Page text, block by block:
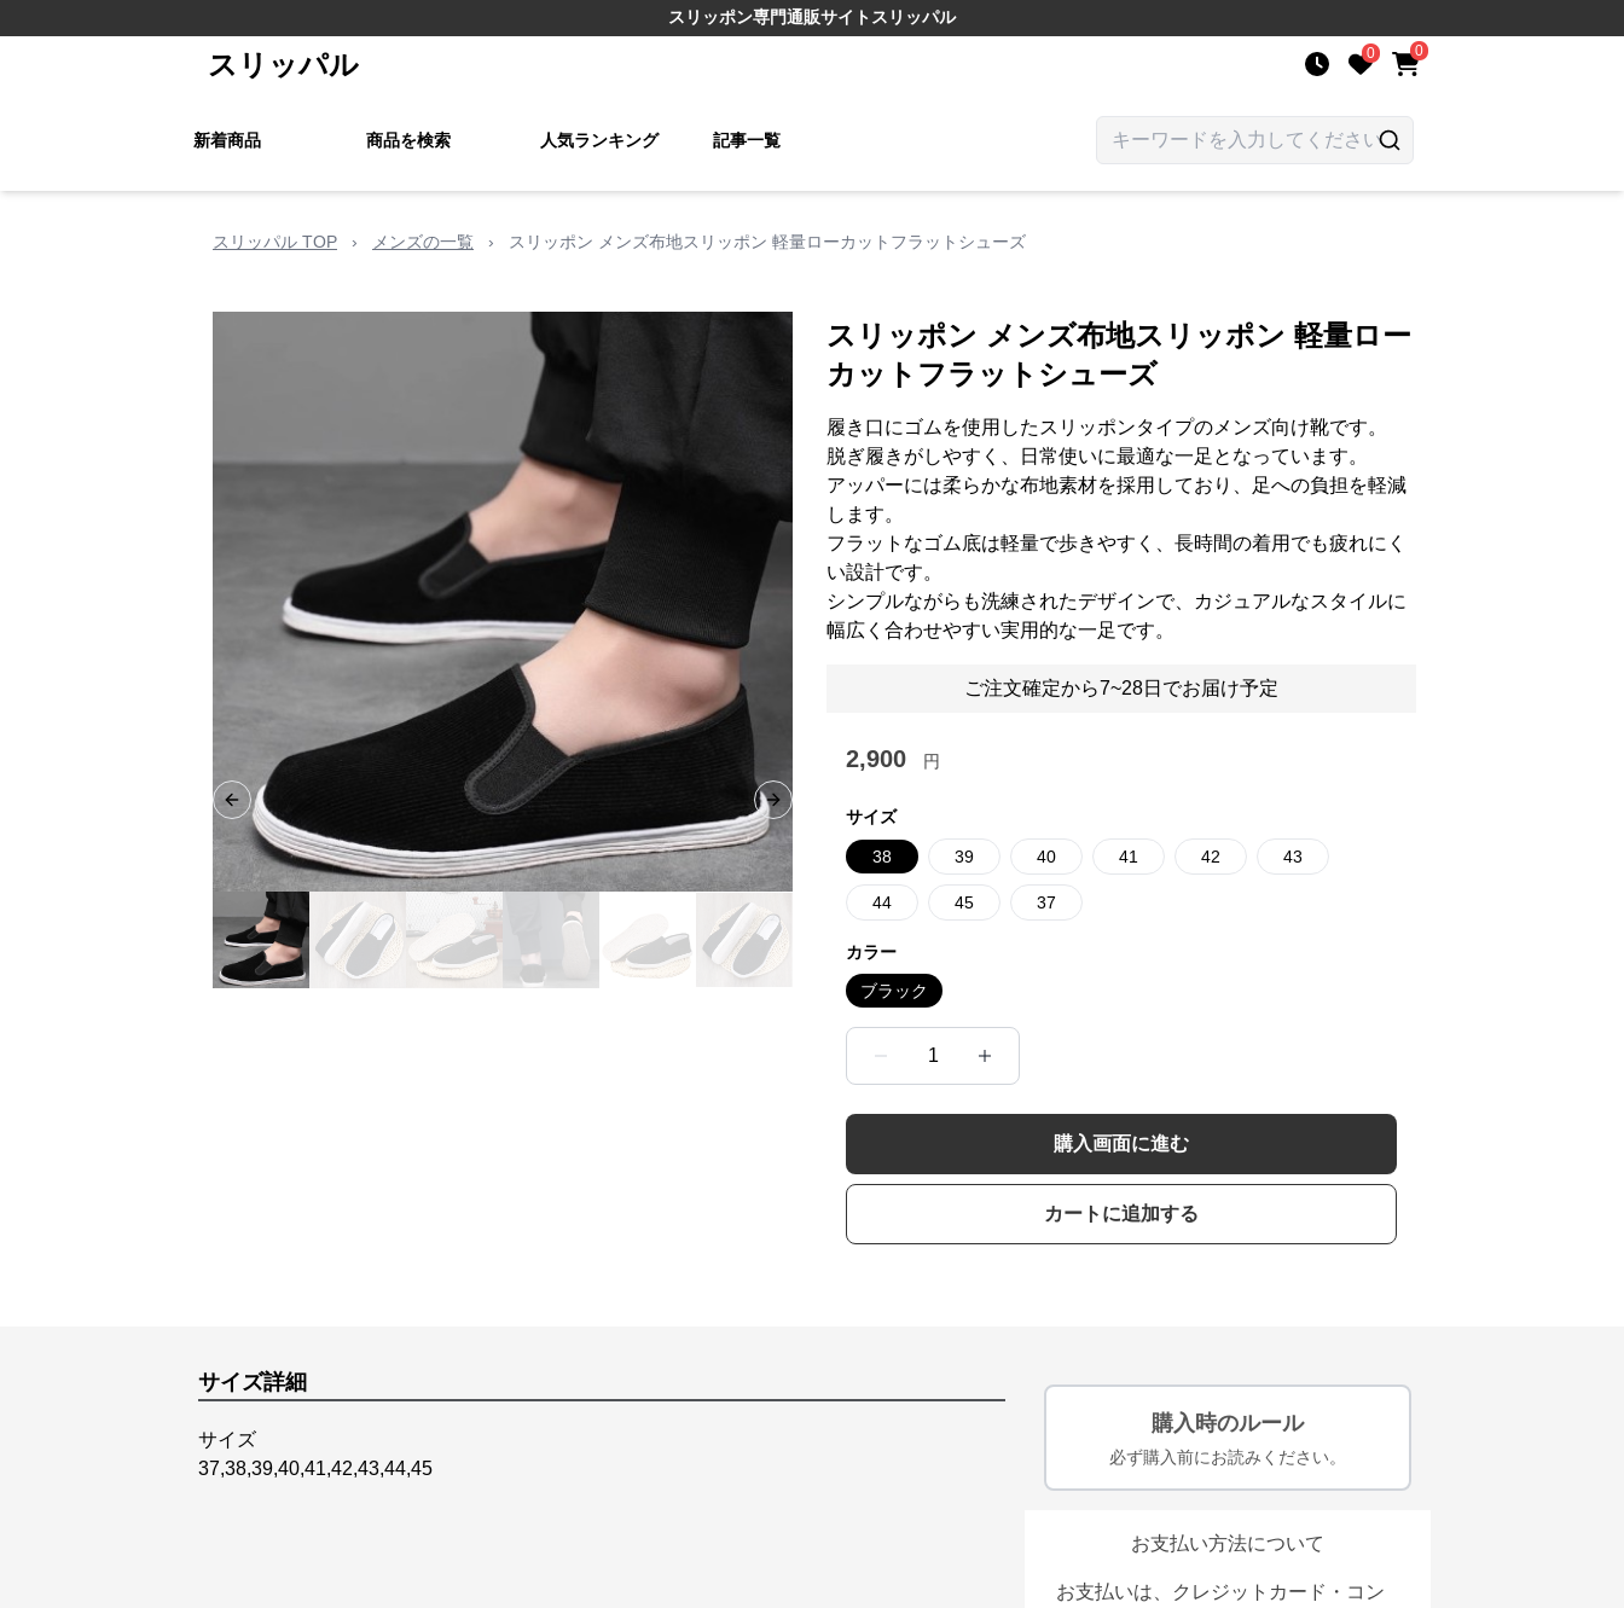
スリッポン専門通販サイト スリッパル
スリッパル 0 0
新着商品 商品を検索 人気ランキング 記事一覧
スリッパル TOP › メンズの一覧 › スリッポン メンズ布地スリッポン 軽量ローカットフラットシューズ
Previous slide Next slide
スリッポン メンズ布地スリッポン 軽量ロー
カットフラットシューズ
履き口にゴムを使用したスリッポンタイプのメンズ向け靴です。
脱ぎ履きがしやすく、日常使いに最適な一足となっています。
アッパーには柔らかな布地素材を採用しており、足への負担を軽減
します。
フラットなゴム底は軽量で歩きやすく、長時間の着用でも疲れにく
い設計です。
シンプルながらも洗練されたデザインで、カジュアルなスタイルに
幅広く合わせやすい実用的な一足です。
ご注文確定から7~28日でお届け予定
2,900 円
サイズ
38 39 40 41 42 43
44 45 37
カラー
ブラック
1
購入画面に進む
カートに追加する
サイズ詳細
サイズ
37,38,39,40,41,42,43,44,45
購入時のルール
必ず購入前にお読みください。
お支払い方法について
お支払いは、クレジットカード・コン